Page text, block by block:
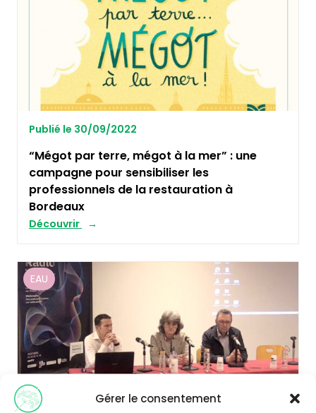
Gérer le consentement
Publié le 30/09/2022
“Mégot par terre, mégot à la mer” : une
campagne pour sensibiliser les
professionnels de la restauration à
Bordeaux
Découvrir
EAU